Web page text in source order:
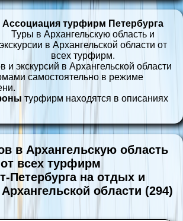
Ассоциация турфирм Петербурга
Туры в Архангельскую область и
экскурсии в Архангельской области от
всех турфирм.
и экскурсий в Архангельской области
самостоятельно в режиме
турфирм находятся в описаниях
в Архангельскую область
от всех турфирм
Петербурга на отдых и
области (294)